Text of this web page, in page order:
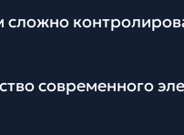
современного